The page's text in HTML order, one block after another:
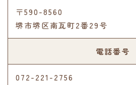
〒590-8560
堺市堺区南瓦町2番29号
電話番号
072-221-2756